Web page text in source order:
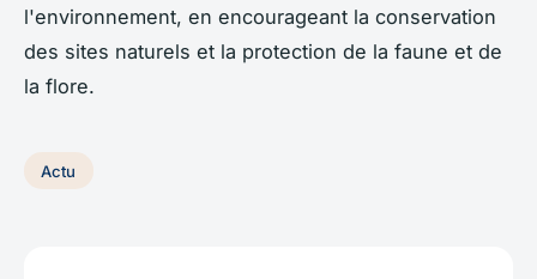
l'environnement, en encourageant la conservation
des sites naturels et la protection de la faune et de
la flore.
Actu